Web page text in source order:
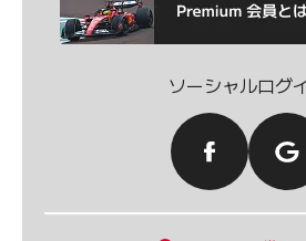
ソーシャルログ